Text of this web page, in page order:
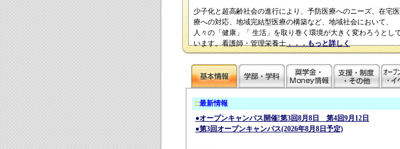
少子化と超高齢社会の進行により、予防医療へのニーズ、在宅医
療への対応、地域完結型医療の構築など、地域社会において、
人々の「健康」「 生活」を取り巻く環境が大きく変わろうとし
います。看護師・管理栄養士．．．もっと詳しく
□最新情報
●オープンキャンパス開催!第3回8月8日 第4回9月12日
●第3回オープンキャンパス(2026年8月8日予定)